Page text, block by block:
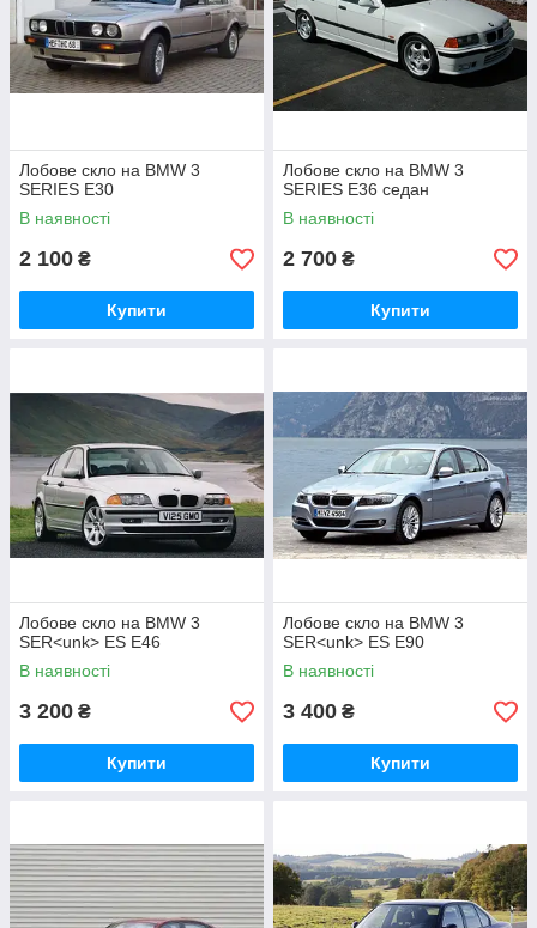
Лобове скло на BMW 3
SERIES E30
В наявності
2 100 ₴
Купити
Лобове скло на BMW 3
SERIES E36 седан
В наявності
2 700 ₴
Купити
Лобове скло на BMW 3
SER<unk> ES E46
В наявності
3 200 ₴
Купити
Лобове скло на BMW 3
SER<unk> ES E90
В наявності
3 400 ₴
Купити